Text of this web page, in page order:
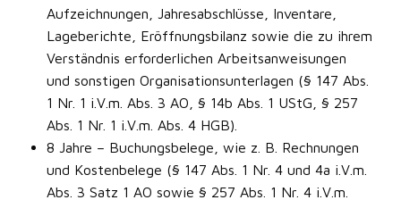
Aufzeichnungen, Jahresabschlüsse, Inventare,
Lageberichte, Eröffnungsbilanz sowie die zu ihrem
Verständnis erforderlichen Arbeitsanweisungen
und sonstigen Organisationsunterlagen (§ 147 Abs.
1 Nr. 1 i.V.m. Abs. 3 AO, § 14b Abs. 1 UStG, § 257
Abs. 1 Nr. 1 i.V.m. Abs. 4 HGB).
8 Jahre – Buchungsbelege, wie z. B. Rechnungen
und Kostenbelege (§ 147 Abs. 1 Nr. 4 und 4a i.V.m.
Abs. 3 Satz 1 AO sowie § 257 Abs. 1 Nr. 4 i.V.m.